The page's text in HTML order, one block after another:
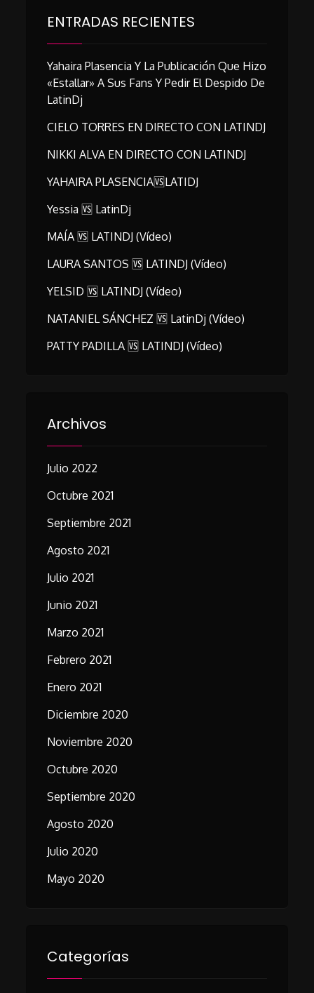
ENTRADAS RECIENTES
Yahaira Plasencia Y La Publicación Que Hizo
«estallar» A Sus Fans Y Pedir El Despido De
LatinDj
CIELO TORRES EN DIRECTO CON LATINDJ
NIKKI ALVA EN DIRECTO CON LATINDJ
YAHAIRA PLASENCIA🆚LATIDJ
Yessia 🆚 LatinDj
MAÍA 🆚 LATINDJ (vídeo)
LAURA SANTOS 🆚 LATINDJ (vídeo)
YELSID 🆚 LATINDJ (vídeo)
NATANIEL SÁNCHEZ 🆚 LatinDj (vídeo)
PATTY PADILLA 🆚 LATINDJ (vídeo)
Archivos
Julio 2022
Octubre 2021
Septiembre 2021
Agosto 2021
Julio 2021
Junio 2021
Marzo 2021
Febrero 2021
Enero 2021
Diciembre 2020
Noviembre 2020
Octubre 2020
Septiembre 2020
Agosto 2020
Julio 2020
Mayo 2020
Categorías